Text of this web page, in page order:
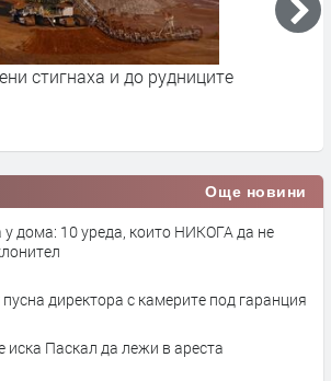
стигнаха и до рудниците
Още новини
дома: 10 уреда, които НИКОГА да не
директора с камерите под гаранция
иска Паскал да лежи в ареста